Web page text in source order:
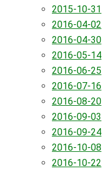
2015-10-31
2016-04-02
2016-04-30
2016-05-14
2016-06-25
2016-07-16
2016-08-20
2016-09-03
2016-09-24
2016-10-08
2016-10-22